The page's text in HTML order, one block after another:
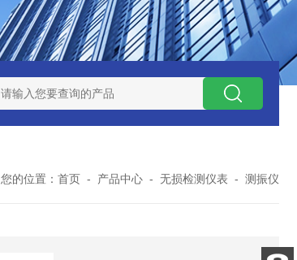
GAXT手持式单一气体检测仪 加拿大BW
您的位置： 首页 - 产品中心 - 无损检测仪表 - 测振仪